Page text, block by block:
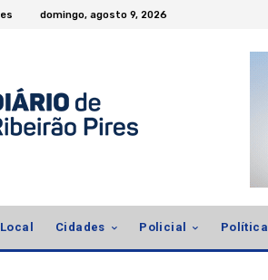
domingo, agosto 9, 2026
Cidades Policial Política